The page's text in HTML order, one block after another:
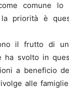
comune lo
la priorità è
il frutto di
ha svolto in
a beneficio
alle